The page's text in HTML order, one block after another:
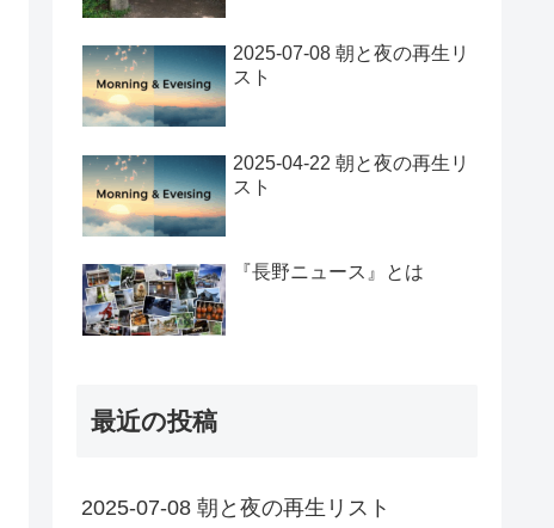
2025-07-08 朝と夜の再生リ
スト
2025-04-22 朝と夜の再生リ
スト
『長野ニュース』とは
最近の投稿
2025-07-08 朝と夜の再生リスト